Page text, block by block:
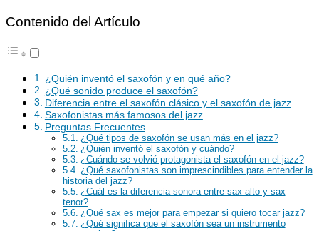
Contenido del Artículo
¿Quién inventó el saxofón y en qué año?
¿Qué sonido produce el saxofón?
Diferencia entre el saxofón clásico y el saxofón de jazz
Saxofonistas más famosos del jazz
Preguntas Frecuentes
¿Qué tipos de saxofón se usan más en el jazz?
¿Quién inventó el saxofón y cuándo?
¿Cuándo se volvió protagonista el saxofón en el jazz?
¿Qué saxofonistas son imprescindibles para entender la
historia del jazz?
¿Cuál es la diferencia sonora entre sax alto y sax
tenor?
¿Qué sax es mejor para empezar si quiero tocar jazz?
¿Qué significa que el saxofón sea un instrumento